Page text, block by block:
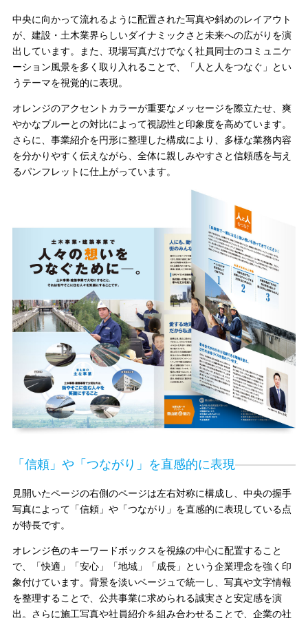
中央に向かって流れるように配置された写真や斜めのレイアウト
が、建設・土木業界らしいダイナミックさと未来への広がりを演
出しています。また、現場写真だけでなく社員同士のコミュニケ
ーション風景を多く取り入れることで、「人と人をつなぐ」とい
うテーマを視覚的に表現。
オレンジのアクセントカラーが重要なメッセージを際立たせ、爽
やかなブルーとの対比によって視認性と印象度を高めています。
さらに、事業紹介を円形に整理した構成により、多様な業務内容
を分かりやすく伝えながら、全体に親しみやすさと信頼感を与え
るパンフレットに仕上がっています。
「信頼」や「つながり」を直感的に表現
見開いたページの右側のページは左右対称に構成し、中央の握手
写真によって「信頼」や「つながり」を直感的に表現している点
が特長です。
オレンジ色のキーワードボックスを視線の中心に配置すること
で、「快適」「安心」「地域」「成長」という企業理念を強く印
象付けています。背景を淡いベージュで統一し、写真や文字情報
を整理することで、公共事業に求められる誠実さと安定感を演
出。さらに施工写真や社員紹介を組み合わせることで、企業の社